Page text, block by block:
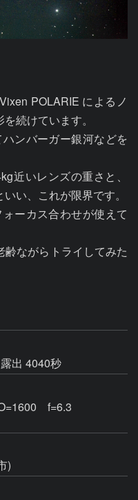
POLARIE によるノ
続けています。
ンバーガー銀河などを
近いレンズの重さと、
い、これが限界です。
ーカス合わせが使えて
ながらトライしてみた
露出 4040秒
f=6.3
)